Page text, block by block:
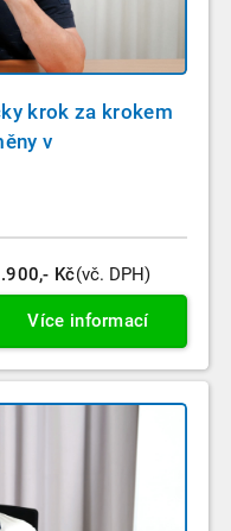
krok za krokem
v
Kč(vč. DPH)
Více informací